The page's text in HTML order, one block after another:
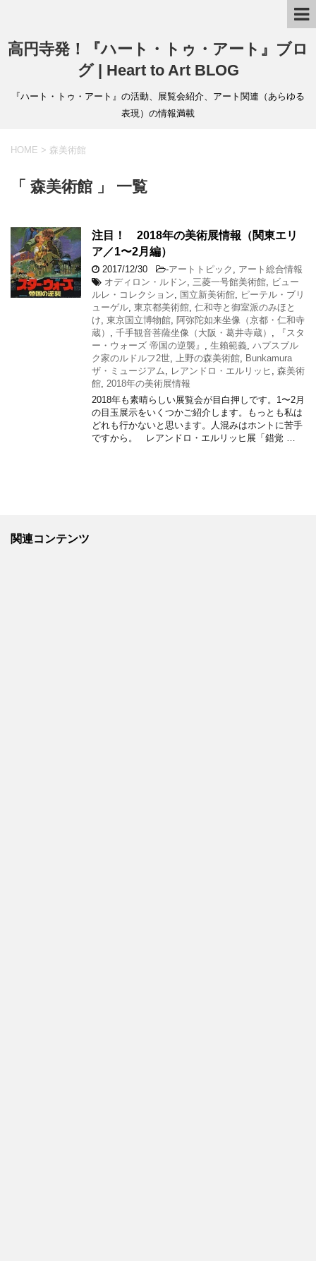
高円寺発！『ハート・トゥ・アート』ブロ
グ | Heart to Art BLOG
『ハート・トゥ・アート』の活動、展覧会紹介、アート関連（あらゆる
表現）の情報満載
HOME > 森美術館
「 森美術館 」 一覧
注目！ 2018年の美術展情報（関東エリ
ア／1〜2月編）
2017/12/30 -アートトピック
アート総合情報
オディロン・ルドン
三菱一号館美術館
ビュー
ルレ・コレクション
国立新美術館
ピーテル・ブリ
ューゲル 東京都美術館 仁和寺と御室派のみほと
け 東京国立博物館 阿弥陀如来坐像（京都・仁和寺
蔵）
千手観音菩薩坐像（大阪・葛井寺蔵）
『スタ
ー・ウォーズ 帝国の逆襲』
生賴範義 ハプスブル
ク家のルドルフ2世
上野の森美術館 Bunkamura
ザ・ミュージアム
レアンドロ・エルリッヒ
森美術
館 2018年の美術展情報
2018年も素晴らしい展覧会が目白押しです。1〜2月
の目玉展示をいくつかご紹介します。もっとも私は
どれも行かないと思います。人混みはホントに苦手
ですから。 レアンドロ・エルリッヒ展「錯覚 …
関連コンテンツ